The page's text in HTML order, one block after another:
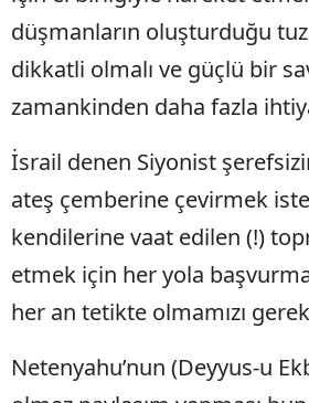
Siirt
Sinop
Sivas
düşmanların oluşturduğu
dikkatli olmalı ve güçlü bir
zamankinden daha fazla
İsrail denen Siyonist
ateş çemberine çevirmek
kendilerine vaat edilen (!)
etmek için her yola
her an tetikte olmamızı
Netenyahu’nun (Deyyus-u